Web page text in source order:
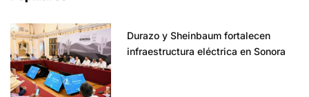
Durazo y Sheinbaum fortalecen
infraestructura eléctrica en Sonora